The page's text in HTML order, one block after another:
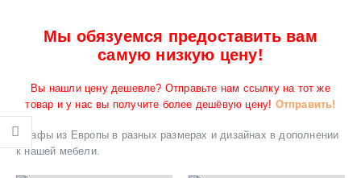
Мы обязуемся предоставить вам
самую низкую цену!
Вы нашли цену дешевле? Отправьте нам ссылку на тот же
товар и у нас вы получите более дешёвую цену! Отправить!
Шкафы из Европы в разных размерах и дизайнах в дополнении
к нашей мебели.